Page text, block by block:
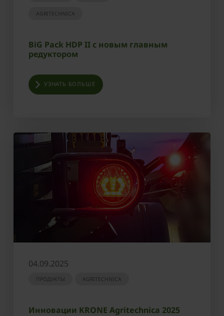
AGRITECHNICA
BiG Pack HDP II с новым главным
редуктором
УЗНАТЬ БОЛЬШЕ
04.09.2025
ПРОДУКТЫ AGRITECHNICA
Инновации KRONE Agritechnica 2025